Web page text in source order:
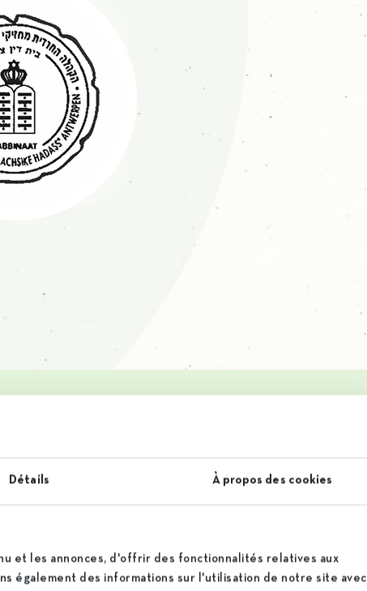
Détails À propos des cookies
et les annonces, d'offrir des fonctionnalités relatives aux
également des informations sur l'utilisation de notre site avec
Non-GMO certificate Download